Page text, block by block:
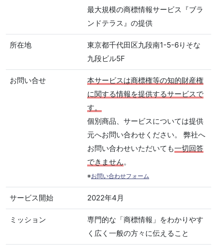
最大規模の商標情報サービス『ブラ
ンドテラス』の提供
所在地
東京都千代田区九段南1-5-6りそな
九段ビル5F
お問い合せ
本サービスは商標権等の知的財産権
に関する情報を提供するサービスで
す。
個別商品、サービスについては提供
元へお問い合わせください。 弊社へ
お問い合わせいただいても一切回答
できません。
※お問い合わせフォーム
サービス開始 2022年4月
ミッション
専門的な「商標情報」をわかりやす
く広く一般の方々に伝えること